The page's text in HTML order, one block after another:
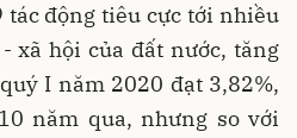
tác động tiêu cực tới nhiều
xã hội của đất nước, tăng
I năm 2020 đạt 3,82%,
năm qua, nhưng so với